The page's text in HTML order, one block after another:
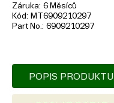
Záruka 6 Měsíců
Kód
MT6909210297
Part No. 6909210297
POPIS PRODUKTU